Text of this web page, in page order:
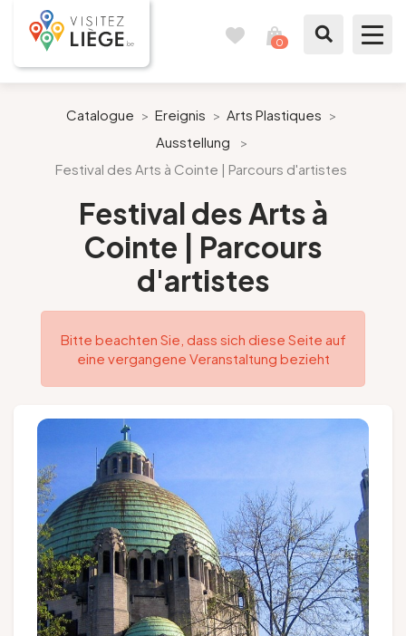
0
Wie ein Bürger von Lüttich
Meinen Aufenthalt vorbereiten
Unsere Vorschläge
Agenda
Folgen Sie uns
Presse
Gruppen und Reiseveranstalter
EN NL DE
Catalogue > Ereignis > Arts Plastiques >
Ausstellung
>
Festival des Arts à Cointe | Parcours d'artistes
Festival des Arts à
Cointe | Parcours
d'artistes
Bitte beachten Sie, dass sich diese Seite auf
eine vergangene Veranstaltung bezieht